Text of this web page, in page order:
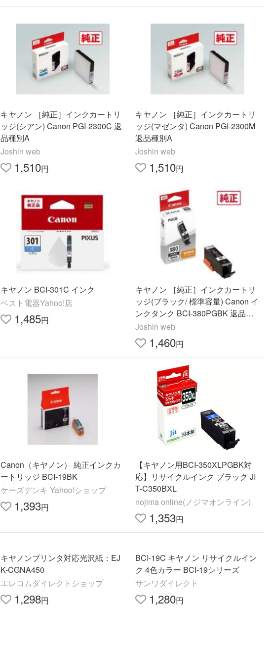
キヤノン ［純正］インクカートリ
ッジ(シアン) Canon PGI-2300C 返
品種別A
Joshin web
1,510円
キヤノン ［純正］インクカートリ
ッジ(マゼンタ) Canon PGI-2300M
返品種別A
Joshin web
1,510円
キヤノン BCI-301C インク
ベスト電器Yahoo!店
1,485円
キヤノン ［純正］インクカートリ
ッジ(ブラック/ 標準容量) Canon イ
ンクタンク BCI-380PGBK 返品種
別A
Joshin web
1,460円
Canon（キヤノン） 純正インクカ
ートリッジ BCI-19BK
ケーズデンキ Yahoo!ショップ
1,393円
【キヤノン用BCI-350XLPGBK対
応】リサイクルインク ブラック JI
T-C350BXL
nojima online(ノジマオンライン)
1,353円
キヤノンプリンタ対応光沢紙：EJ
K-CGNA450
エレコムダイレクトショップ
1,298円
BCI-19C キヤノン リサイクルイン
ク 4色カラー BCI-19シリーズ
サンワダイレクト
1,280円